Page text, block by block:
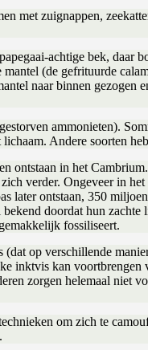
met zuignappen,
achtige bek, daar
(de gefrituurde
naar binnen gezogen
ammonieten).
Andere soorten
in het
verder. Ongeveer in
later ontstaan, 350
doordat hun zachte
fossiliseert.
op verschillende
inktvis kan
zorgen helemaal niet
om zich te